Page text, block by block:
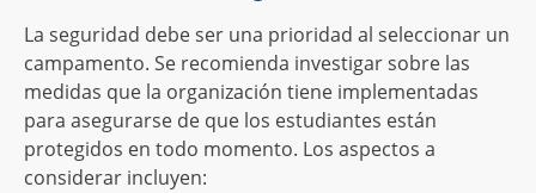
La seguridad debe ser una prioridad al seleccionar un
campamento. Se recomienda investigar sobre las
medidas que la organización tiene implementadas
para asegurarse de que los estudiantes están
protegidos en todo momento. Los aspectos a
considerar incluyen: